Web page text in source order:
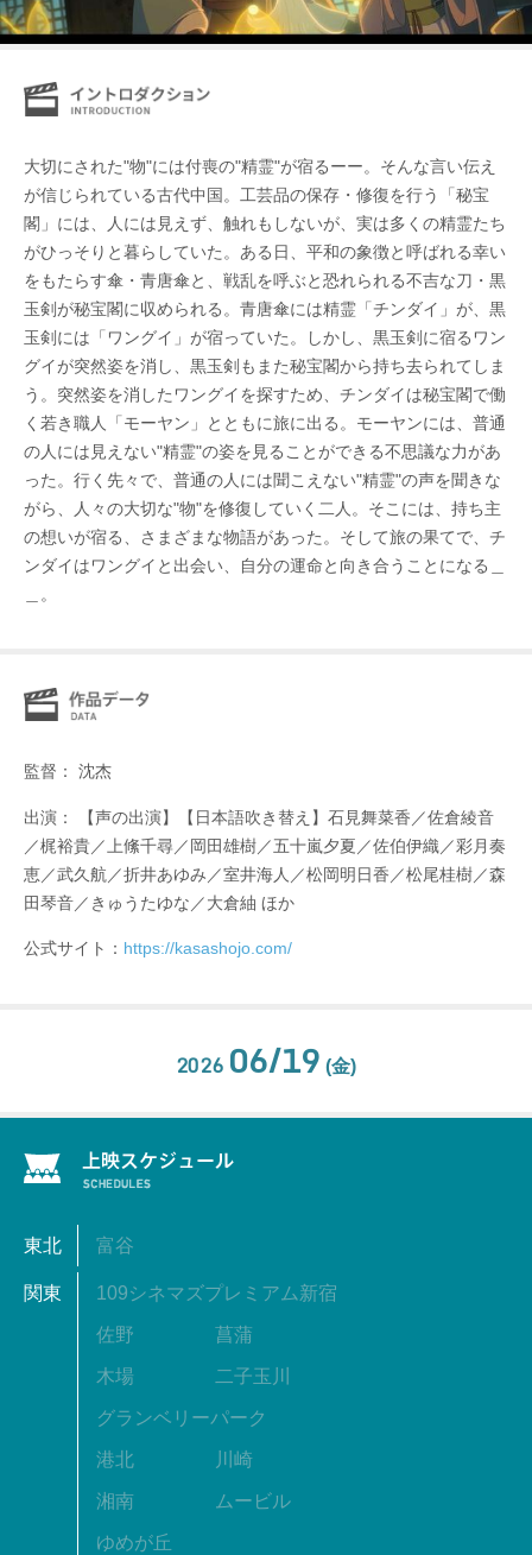
大切にされた"物"には付喪の"精霊"が宿るーー。そんな言い伝え
が信じられている古代中国。工芸品の保存・修復を行う「秘宝
閣」には、人には見えず、触れもしないが、実は多くの精霊たち
がひっそりと暮らしていた。ある日、平和の象徴と呼ばれる幸い
をもたらす傘・青唐傘と、戦乱を呼ぶと恐れられる不吉な刀・黒
玉剣が秘宝閣に収められる。青唐傘には精霊「チンダイ」が、黒
玉剣には「ワングイ」が宿っていた。しかし、黒玉剣に宿るワン
グイが突然姿を消し、黒玉剣もまた秘宝閣から持ち去られてしま
う。突然姿を消したワングイを探すため、チンダイは秘宝閣で働
く若き職人「モーヤン」とともに旅に出る。モーヤンには、普通
の人には見えない"精霊"の姿を見ることができる不思議な力があ
った。行く先々で、普通の人には聞こえない"精霊"の声を聞きな
がら、人々の大切な"物"を修復していく二人。そこには、持ち主
の想いが宿る、さまざまな物語があった。そして旅の果てで、チ
ンダイはワングイと出会い、自分の運命と向き合うことになる＿
＿。
監督： 沈杰
出演： 【声の出演】【日本語吹き替え】石見舞菜香／佐倉綾音
／梶裕貴／上絛千尋／岡田雄樹／五十嵐夕夏／佐伯伊織／彩月奏
恵／武久航／折井あゆみ／室井海人／松岡明日香／松尾桂樹／森
田琴音／きゅうたゆな／大倉紬 ほか
公式サイト： https://kasashojo.com/
2026 06/19 (金)
東北 富谷
関東 109シネマズプレミアム新宿
佐野 菖蒲
木場 二子玉川
グランベリーパーク
港北 川崎
湘南 ムービル
ゆめが丘